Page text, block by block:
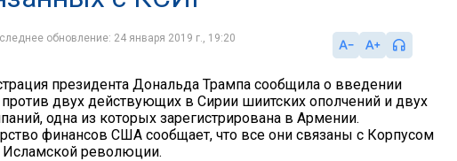
обновление: 24 января 2019 г., 19:20
президента Дональда Трампа сообщила о введении
двух действующих в Сирии шиитских ополчений и двух
одна из которых зарегистрирована в Армении.
финансов США сообщает, что все они связаны с Корпусом
Исламской революции.